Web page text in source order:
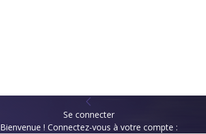
Se connecter
Bienvenue ! Connectez-vous à votre compte :